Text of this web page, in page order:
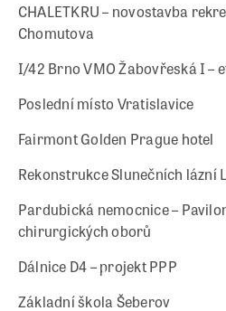
CHALETKRU – novostavba
Chomutova
I/42 Brno VMO Žabovřeská I –
Poslední místo Vratislavice
Fairmont Golden Prague hotel
Rekonstrukce Slunečních lázní
Pardubická nemocnice –
chirurgických oborů
Dálnice D4 – projekt PPP
Základní škola Šeberov